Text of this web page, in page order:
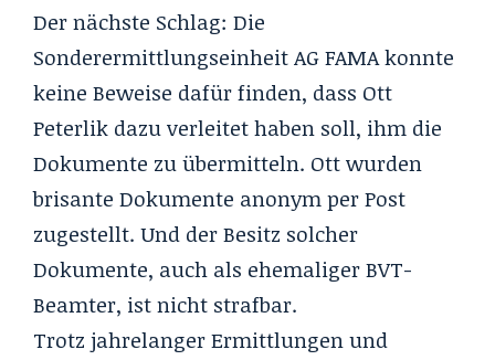
Der nächste Schlag: Die
Sonderermittlungseinheit AG FAMA konnte
keine Beweise dafür finden, dass Ott
Peterlik dazu verleitet haben soll, ihm die
Dokumente zu übermitteln. Ott wurden
brisante Dokumente anonym per Post
zugestellt. Und der Besitz solcher
Dokumente, auch als ehemaliger BVT-
Beamter, ist nicht strafbar.
Trotz jahrelanger Ermittlungen und